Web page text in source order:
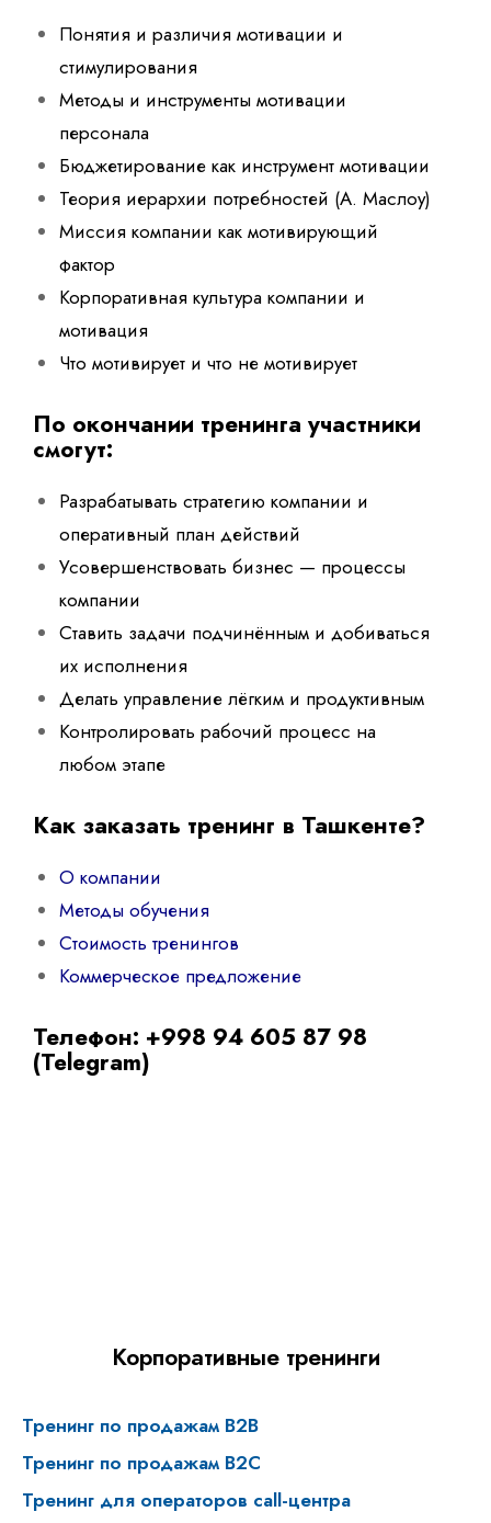
Понятия и различия мотивации и
стимулирования
Методы и инструменты мотивации
персонала
Бюджетирование как инструмент мотивации
Теория иерархии потребностей (А. Маслоу)
Миссия компании как мотивирующий
фактор
Корпоративная культура компании и
мотивация
Что мотивирует и что не мотивирует
По окончании тренинга участники
смогут:
Разрабатывать стратегию компании и
оперативный план действий
Усовершенствовать бизнес — процессы
компании
Ставить задачи подчинённым и добиваться
их исполнения
Делать управление лёгким и продуктивным
Контролировать рабочий процесс на
любом этапе
Как заказать тренинг в Ташкенте?
О компании
Методы обучения
Стоимость тренингов
Коммерческое предложение
Телефон: +998 94 605 87 98
(Telegram)
Корпоративные тренинги
Тренинг по продажам B2B
Тренинг по продажам В2С
Тренинг для операторов call-центра